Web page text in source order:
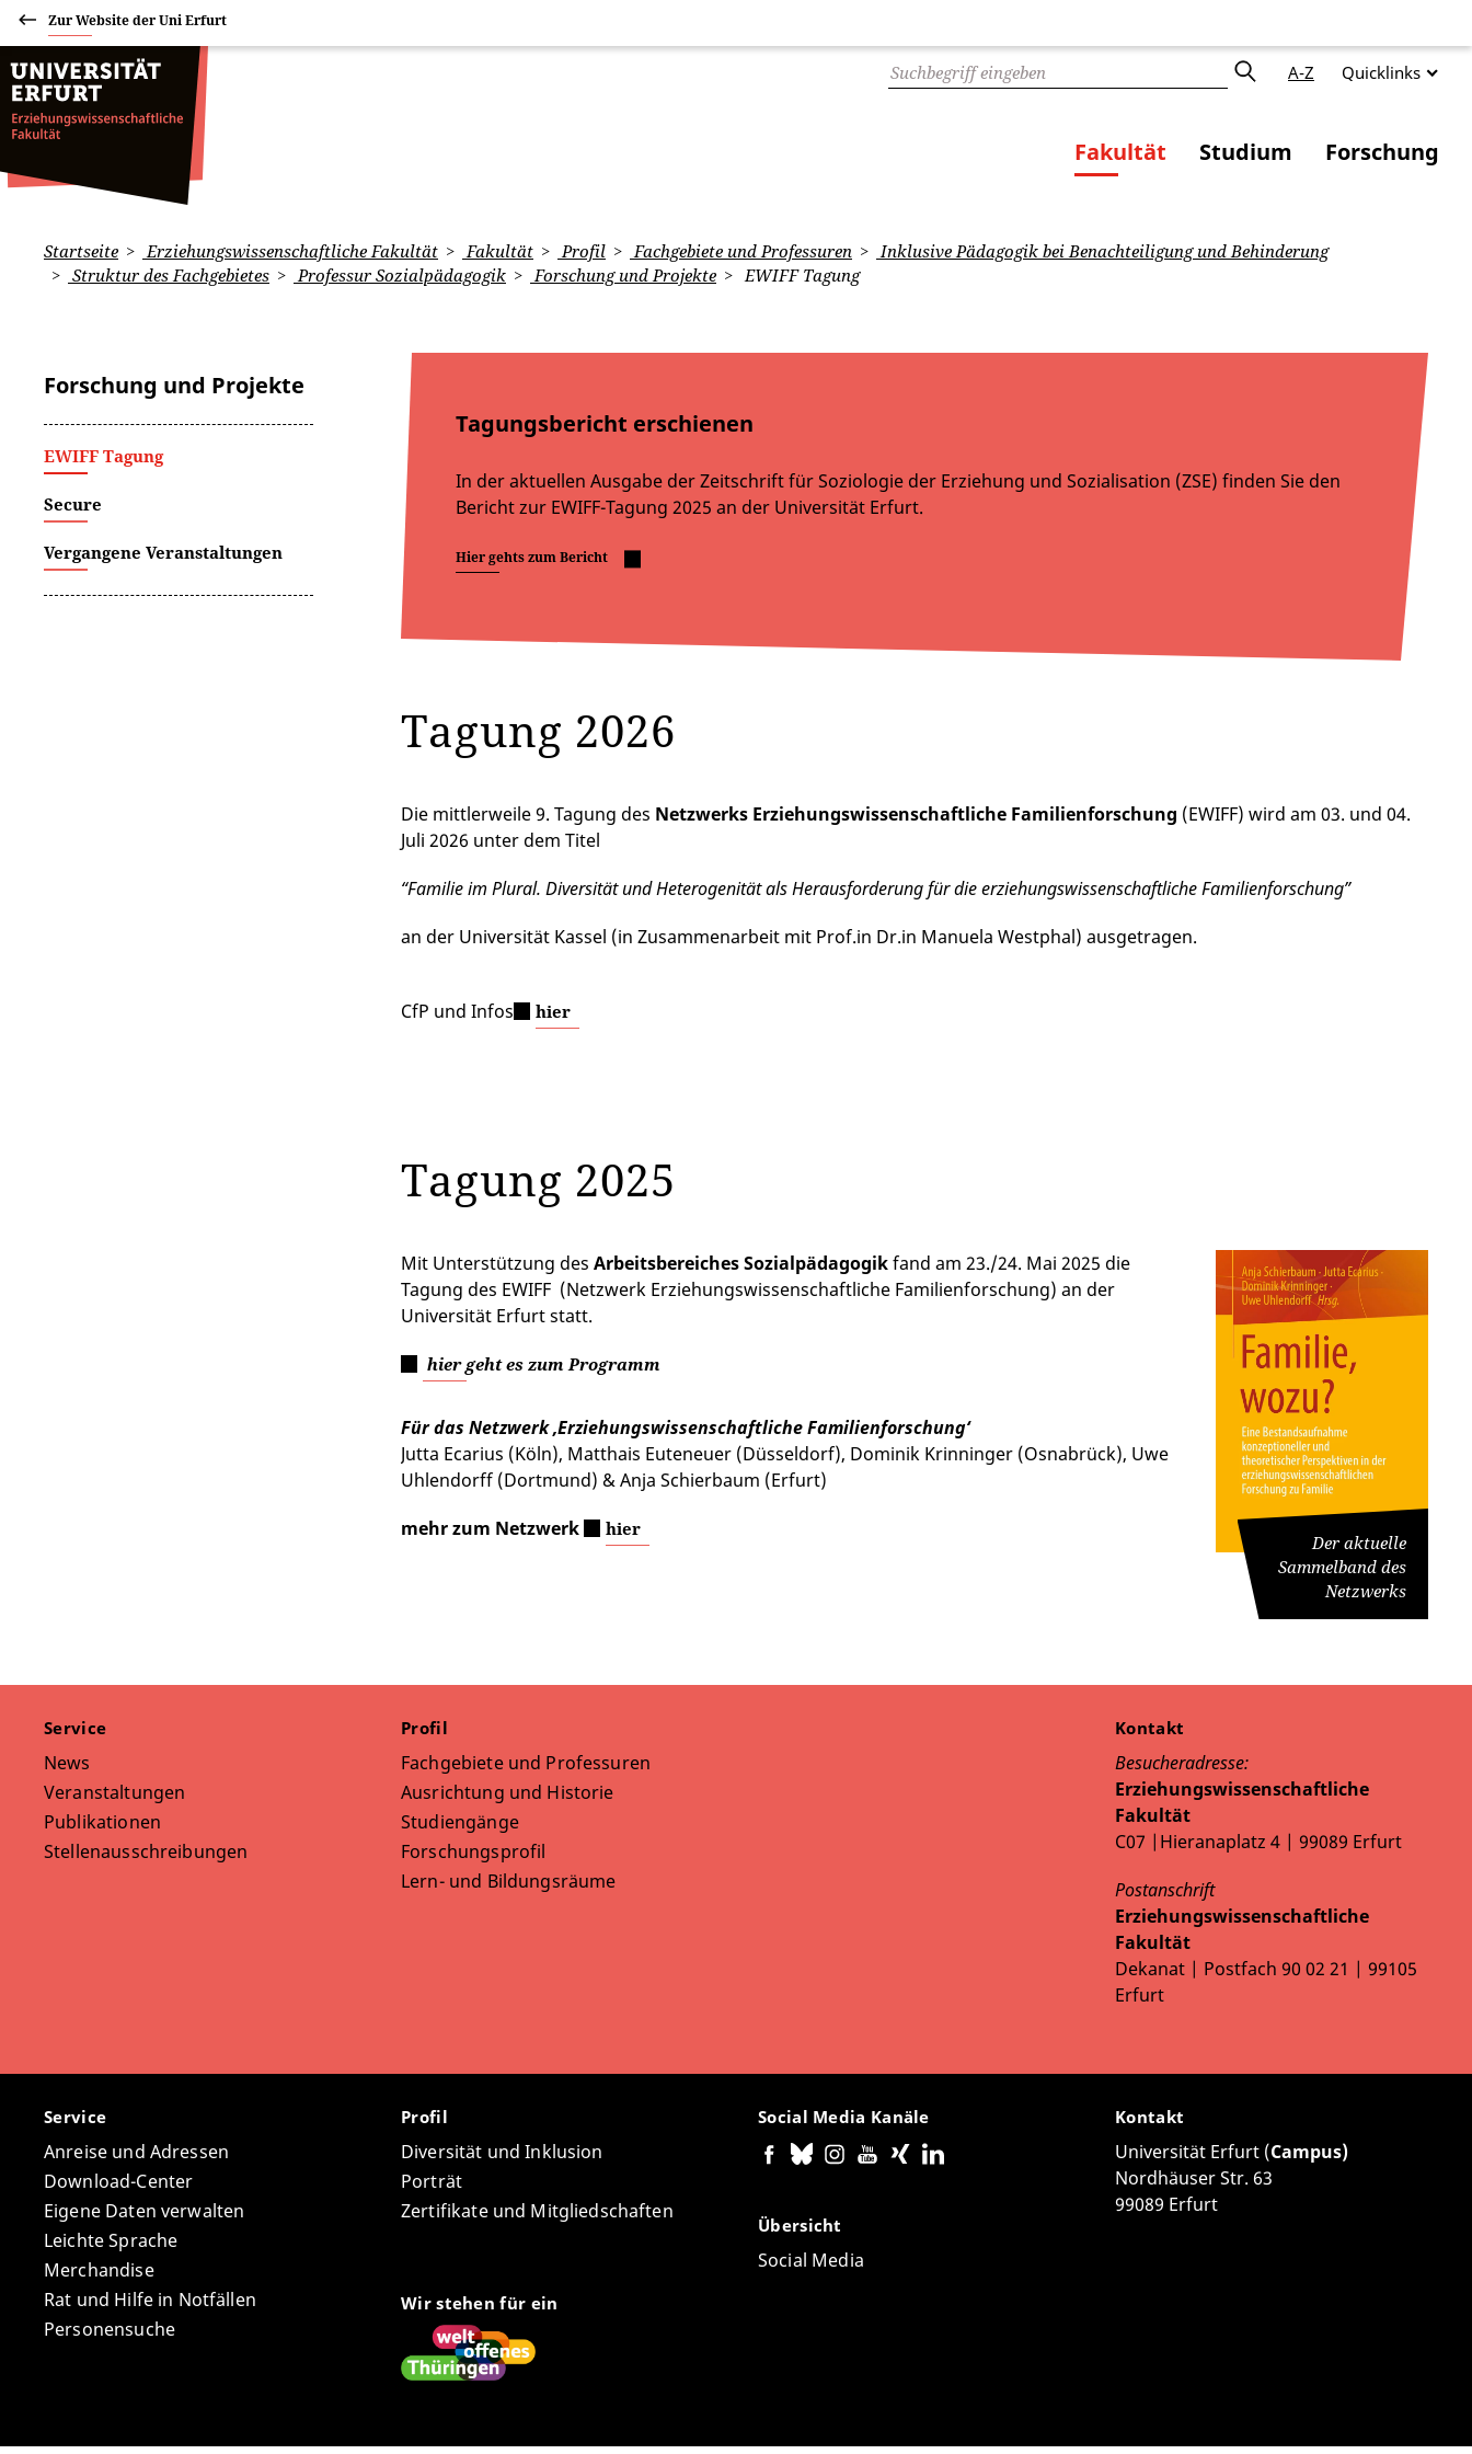
Zur Website der Uni Erfurt
A-Z Quicklinks
Fakultät Studium Forschung
Startseite Erziehungswissenschaftliche Fakultät Fakultät Profil Fachgebiete und Professuren
Inklusive Pädagogik bei Benachteiligung und Behinderung
Struktur des Fachgebietes
Professur Sozialpädagogik Forschung und Projekte EWIFF Tagung
Forschung und Projekte
EWIFF Tagung
Secure
Vergangene Veranstaltungen
Tagungsbericht erschienen
In der aktuellen Ausgabe der Zeitschrift für Soziologie der Erziehung und Sozialisation (ZSE) finden Sie den
Bericht zur EWIFF-Tagung 2025 an der Universität Erfurt.
Hier gehts zum Bericht
Tagung 2026
Die mittlerweile 9. Tagung des Netzwerks Erziehungswissenschaftliche Familienforschung (EWIFF) wird am 03. und 04.
Juli 2026 unter dem Titel
“Familie im Plural. Diversität und Heterogenität als Herausforderung für die erziehungswissenschaftliche Familienforschung”
an der Universität Kassel (in Zusammenarbeit mit Prof.in Dr.in Manuela Westphal) ausgetragen.
CfP und Infos hier
Tagung 2025
Der aktuelle
Sammelband des
Netzwerks
Mit Unterstützung des Arbeitsbereiches Sozialpädagogikfand am 23./24. Mai 2025 die
Tagung des EWIFF (Netzwerk Erziehungswissenschaftliche Familienforschung) an der
Universität Erfurt statt.
hier geht es zum Programm
Für das Netzwerk ‚Erziehungswissenschaftliche Familienforschung‘
Jutta Ecarius (Köln), Matthais Euteneuer (Düsseldorf), Dominik Krinninger (Osnabrück), Uwe
Uhlendorff (Dortmund) & Anja Schierbaum (Erfurt)
mehr zum Netzwerk
hier
Service
News
Veranstaltungen
Publikationen
Stellenausschreibungen
Profil
Fachgebiete und Professuren
Ausrichtung und Historie
Studiengänge
Forschungsprofil
Lern- und Bildungsräume
Kontakt
Besucheradresse:
Erziehungswissenschaftliche
Fakultät
C07 |Hieranaplatz 4 | 99089 Erfurt
Postanschrift
Erziehungswissenschaftliche
Fakultät
Dekanat | Postfach 90 02 21 | 99105
Erfurt
Service
Anreise und Adressen
Download-Center
Eigene Daten verwalten
Leichte Sprache
Merchandise
Rat und Hilfe in Notfällen
Personensuche
Profil
Diversität und Inklusion
Porträt
Zertifikate und Mitgliedschaften
Wir stehen für ein
Social Media Kanäle
Übersicht
Social Media
Kontakt
Universität Erfurt (Campus)
Nordhäuser Str. 63
99089 Erfurt